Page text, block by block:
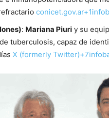
: Mariana Piuri y su
tuberculosis, capaz de
X (formerly